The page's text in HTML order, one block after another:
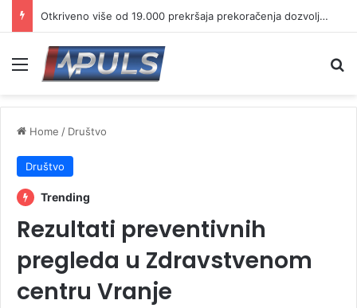
Otkriveno više od 19.000 prekršaja prekoračenja dozvoljene brzine
Menu
Home / Društvo
Društvo
Trending
Rezultati preventivnih
pregleda u Zdravstvenom
centru Vranje